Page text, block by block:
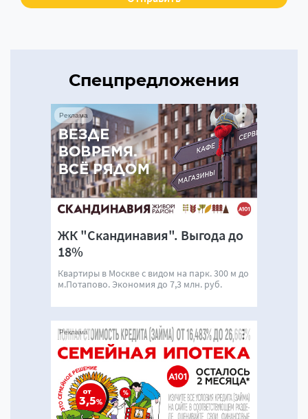
Спецпредложения
ЖК "Скандинавия". Выгода до
18%
Квартиры в Москве с видом на парк. 300 м до
м.Потапово. Экономия до 7,3 млн. руб.
Реклама
Реклама